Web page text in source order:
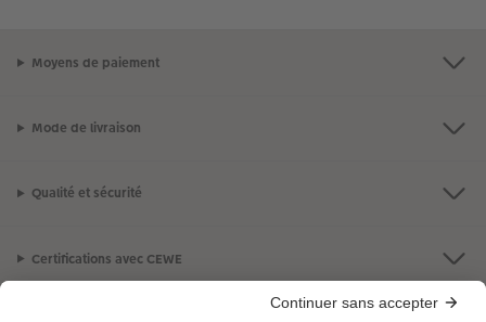
Moyens de paiement
Mode de livraison
Qualité et sécurité
Certifications avec CEWE